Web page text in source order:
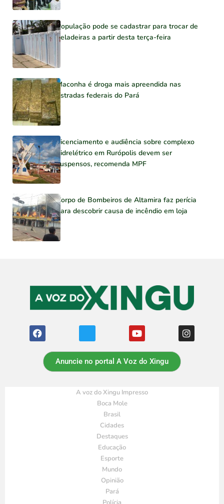
População pode se cadastrar para trocar de
geladeiras a partir desta terça-feira
Maconha é droga mais apreendida nas
estradas federais do Pará
Licenciamento e audiência sobre complexo
hidrelétrico em Rurópolis devem ser
suspensos, recomenda MPF
Corpo de Bombeiros de Altamira faz perícia
para descobrir causa de incêndio em loja
Anuncie no portal A Voz do Xingu
A voz do Xingu Impresso
Boca Mole
Brasil
Cidades
Destaques
Educação
Esporte
Mundo
Opinião
Pará